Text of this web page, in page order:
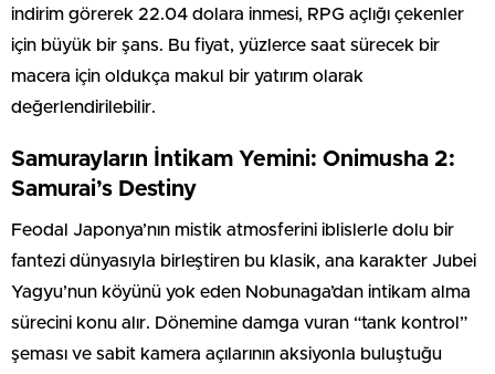
indirim görerek 22.04 dolara inmesi, RPG açlığı çekenler
için büyük bir şans. Bu fiyat, yüzlerce saat sürecek bir
macera için oldukça makul bir yatırım olarak
değerlendirilebilir.
Samurayların İntikam Yemini: Onimusha 2:
Samurai’s Destiny
Feodal Japonya’nın mistik atmosferini iblislerle dolu bir
fantezi dünyasıyla birleştiren bu klasik, ana karakter Jubei
Yagyu’nun köyünü yok eden Nobunaga’dan intikam alma
sürecini konu alır. Dönemine damga vuran “tank kontrol”
şeması ve sabit kamera açılarının aksiyonla buluştuğu